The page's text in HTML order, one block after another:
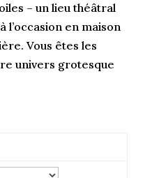
– un lieu théâtral
l’occasion en maison
Vous êtes les
univers grotesque